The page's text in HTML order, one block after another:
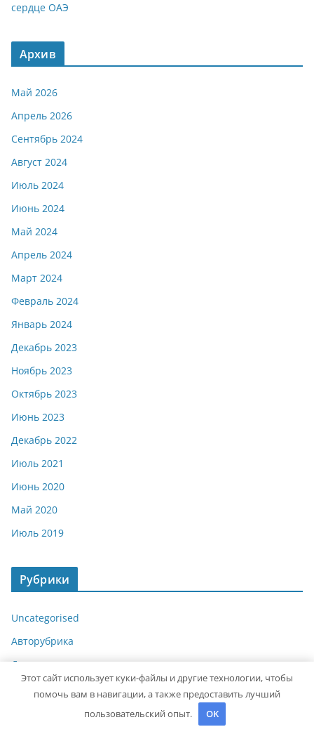
сердце ОАЭ
Архив
Май 2026
Апрель 2026
Сентябрь 2024
Август 2024
Июль 2024
Июнь 2024
Май 2024
Апрель 2024
Март 2024
Февраль 2024
Январь 2024
Декабрь 2023
Ноябрь 2023
Октябрь 2023
Июнь 2023
Декабрь 2022
Июль 2021
Июнь 2020
Май 2020
Июль 2019
Рубрики
Uncategorised
Авторубрика
Достопримечательности
Криптовалюта и бизнес
Новости для путешественников
Этот сайт использует куки-файлы и другие технологии, чтобы
помочь вам в навигации, а также предоставить лучший
пользовательский опыт.
OK